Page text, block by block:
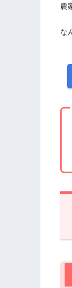
農
な